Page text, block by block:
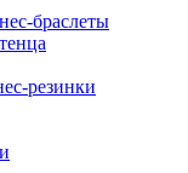
браслеты
резинки